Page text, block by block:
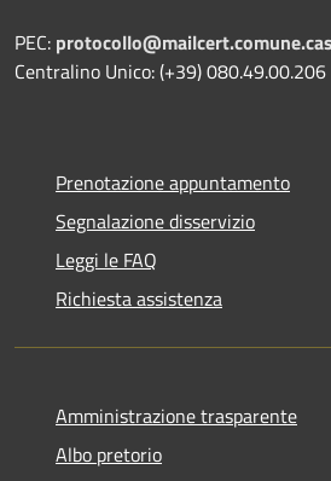
PEC:
Centralino Unico: (+39) 080.49.00.206
Prenotazione appuntamento
Segnalazione disservizio
Leggi le FAQ
Richiesta assistenza
Amministrazione trasparente
Albo pretorio